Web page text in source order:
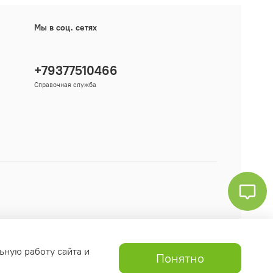
Мы в соц. сетях
+79377510466
Справочная служба
работу сайта и Понятно